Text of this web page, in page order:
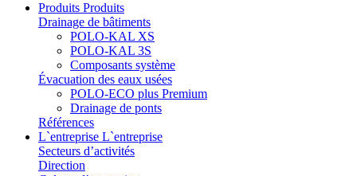
Produits Produits
Drainage de bâtiments
POLO-KAL XS
POLO-KAL 3S
Composants système
Évacuation des eaux usées
POLO-ECO plus Premium
Drainage de ponts
Références
L`entreprise L`entreprise
Secteurs d’activités
Direction